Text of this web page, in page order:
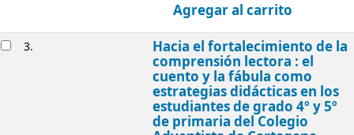
Agregar al carrito
3. Hacia el fortalecimiento de la
comprensión lectora : el
cuento y la fábula como
estrategias didácticas en los
estudiantes de grado 4º y 5º
de primaria del Colegio